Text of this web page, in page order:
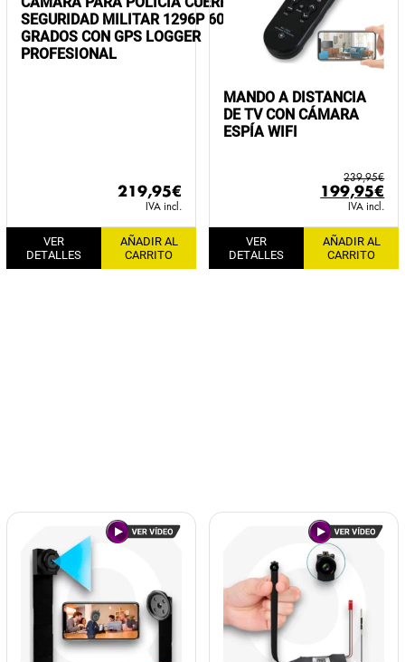
SEGURIDAD MILITAR 1296P 60FPS 140
GRADOS CON GPS LOGGER
PROFESIONAL
219,95€
IVA incl.
VER
DETALLES
AÑADIR AL
CARRITO
MANDO A DISTANCIA
DE TV CON CÁMARA
ESPÍA WIFI
239,95€
El
precio
original
era:
239,95€.
199,95€
IVA incl.
VER
DETALLES
AÑADIR AL
CARRITO